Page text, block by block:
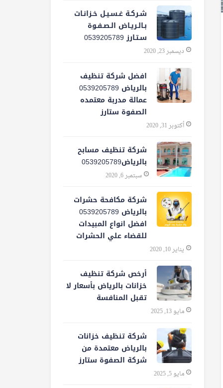
شـركـة غـسـيـل خـزانـات
بـالـريـاض الـصـفـوة
سـتـارز 0539205789
ديسمبر 23, 2020
افضل شركة تنظيف
بالرياض 0539205789
عمالة مدربة معتمده
الصفوة ستارز
أكتوبر 31, 2020
شركة تنظيف مسابح
بالرياض0539205789
سبتمبر 6, 2020
شركة مكافحة حشرات
بالرياض 0539205789
افضل انواع المبيدات
للقضاء علي الحشرات
يناير 10, 2020
أرخص شركة تنظيف
خزانات بالرياض بأسعار لا
تقبل المنافسة
مايو 13, 2025
شركة تنظيف خزانات
بالرياض معتمدة من
شركة الصفوة ستارز
مايو 5, 2025